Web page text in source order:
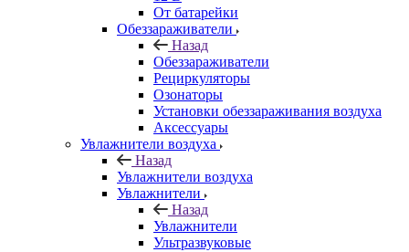
От батарейки
Обеззараживатели
Назад
Обеззараживатели
Рециркуляторы
Озонаторы
Установки обеззараживания воздуха
Аксессуары
Увлажнители воздуха
Назад
Увлажнители воздуха
Увлажнители
Назад
Увлажнители
Ультразвуковые